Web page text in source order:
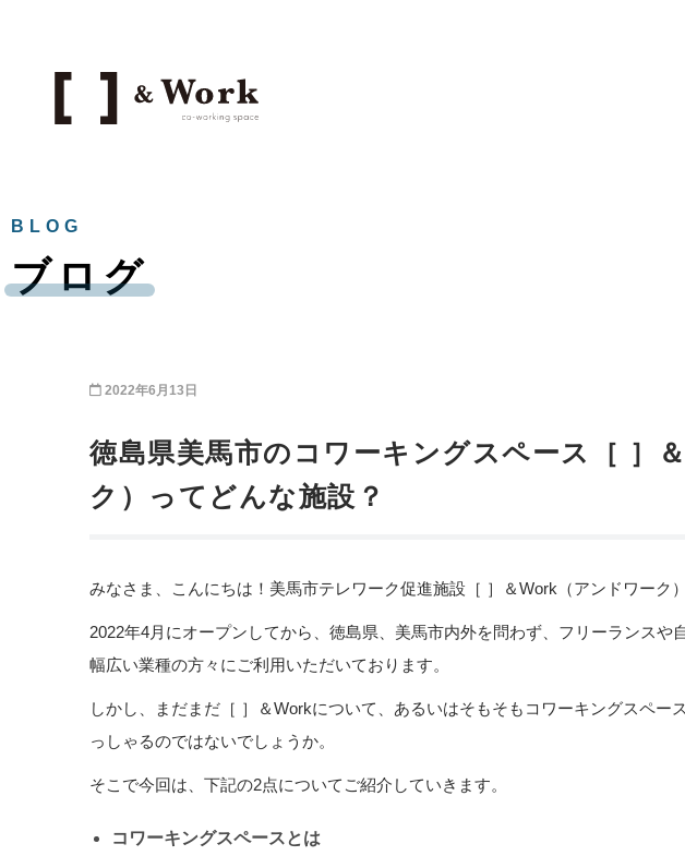
BLOG
ブログ
2022年6月13日
徳島県美馬市のコワーキングスペース［ ］
ク）ってどんな施設？
みなさま、こんにちは！美馬市テレワーク促進施設［ ］＆Work（アンドワーク）
2022年4月にオープンしてから、徳島県、美馬市内外を問わず、フリーランスや
幅広い業種の方々にご利用いただいております。
しかし、まだまだ［ ］＆Workについて、あるいはそもそもコワーキングスペー
っしゃるのではないでしょうか。
そこで今回は、下記の2点についてご紹介していきます。
コワーキングスペースとは